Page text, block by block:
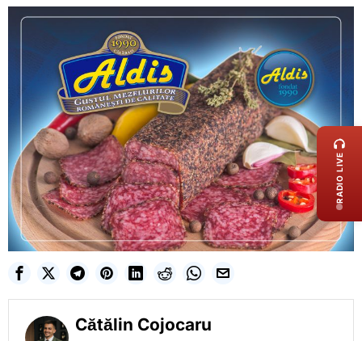
Cătălin Cojocaru
RADIO LIVE